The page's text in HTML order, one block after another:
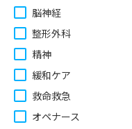
脳神経
整形外科
精神
緩和ケア
救命救急
オペナース